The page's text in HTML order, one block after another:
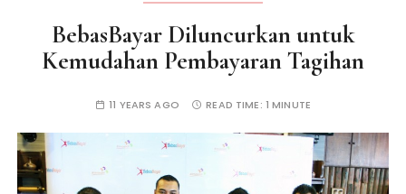
BebasBayar Diluncurkan untuk
Kemudahan Pembayaran Tagihan
11 YEARS AGO READ TIME: 1 MINUTE